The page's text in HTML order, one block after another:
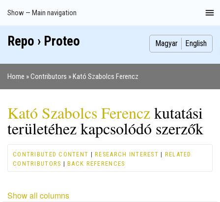
Main
navigation
Show — Main navigation
Index
Publications
Theses
Images
Contributors
Repo › Proteo Magyar English
Home Contributors Kató Szabolcs Ferencz
Kató Szabolcs Ferenczkutatási
területéhez kapcsolódó szerzők
CONTRIBUTED CONTENT |RESEARCH INTEREST | RELATED
CONTRIBUTORS |BACK REFERENCES
Show all columns